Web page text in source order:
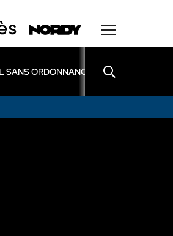
SANS ORDONNANCE LEXOMIL SANS